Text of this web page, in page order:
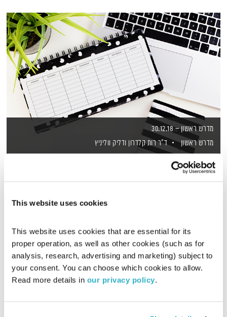
This website uses cookies
This website uses cookies that are essential for its
proper operation, as well as other cookies (such as for
analysis, research, advertising and marketing) subject to
your consent. You can choose which cookies to allow.
Read more details in our privacy policy.
מדרש ראשון – 30.12.18
מדרש ראשון
ד"ר רות קלדרון ודליק ווליניץ
30.12.18
00:55:14
דליק ווליניץ וד"ר רות קלדרון משוחחים על מותו של עמוס עוז,
חורף בימינו ועוד נושאים שעל הפרק, עכשיו ובכלל